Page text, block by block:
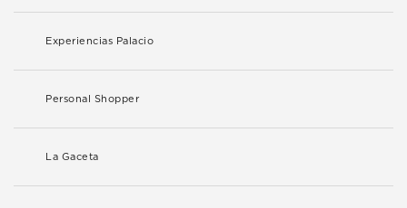
Experiencias Palacio
Personal Shopper
La Gaceta